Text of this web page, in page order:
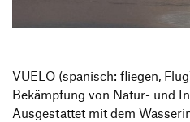
VUELO (spanisch: fliegen,
Bekämpfung von Natur- und
Ausgestattet mit dem